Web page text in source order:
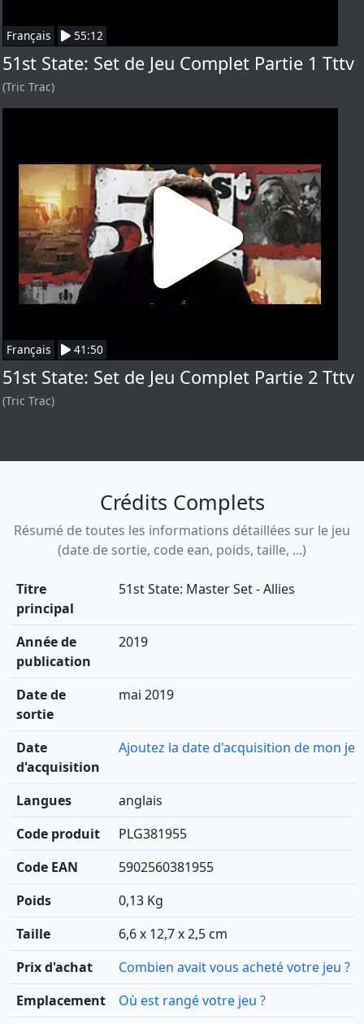
Français 55:12
51st State: Set de Jeu Complet Partie 1 Tttv
(Tric Trac)
Français 41:50
51st State: Set de Jeu Complet Partie 2 Tttv
(Tric Trac)
Crédits Complets
Résumé de toutes les informations détaillées sur le jeu
(date de sortie, code ean, poids, taille, ...)
Titre
principal
51st State: Master Set - Allies
Année de
publication
2019
Date de
sortie
mai 2019
Date
d'acquisition
Ajoutez la date d'acquisition de mon jeu
Langues
anglais
Code produit
PLG381955
Code EAN
5902560381955
Poids
0,13 Kg
Taille
6,6 x 12,7 x 2,5 cm
Prix d'achat
Combien avait vous acheté votre jeu ?
Emplacement
Où est rangé votre jeu ?